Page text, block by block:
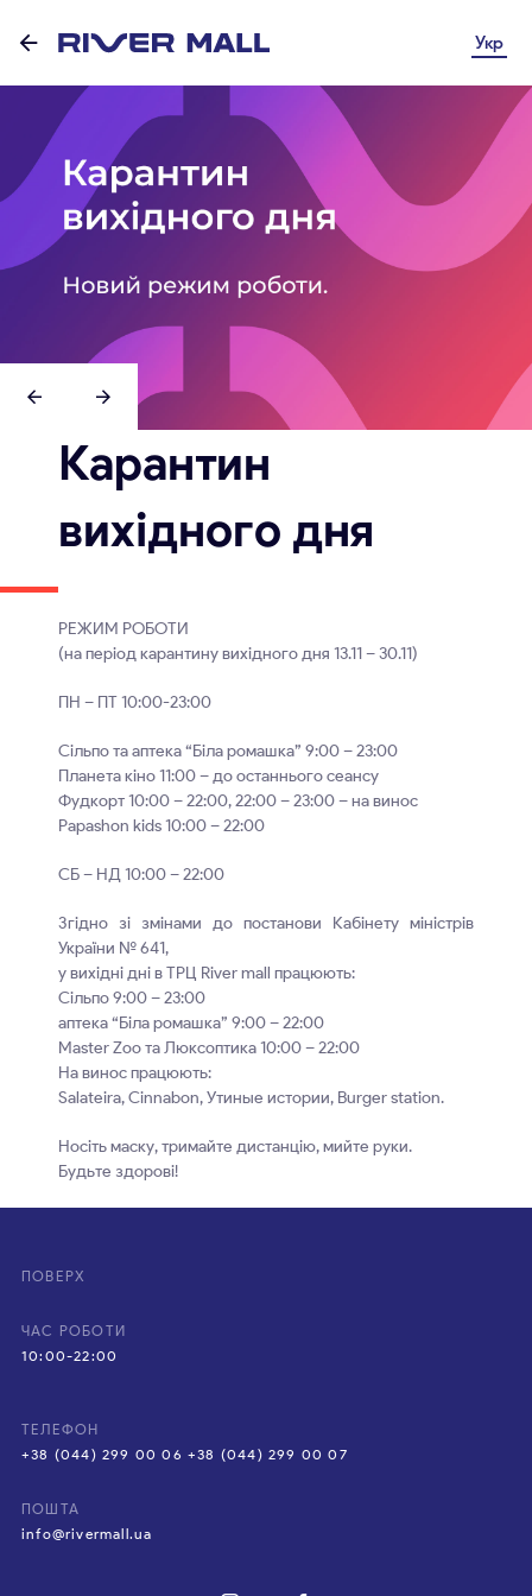
Укр
Карантин
вихідного дня
РЕЖИМ РОБОТИ
(на період карантину вихідного дня 13.11 – 30.11)
ПН – ПТ 10:00-23:00
Сільпо та аптека “Біла ромашка” 9:00 – 23:00
Планета кіно 11:00 – до останнього сеансу
Фудкорт 10:00 – 22:00, 22:00 – 23:00 – на винос
Papashon kids 10:00 – 22:00
СБ – НД 10:00 – 22:00
Згідно зі змінами до постанови Кабінету міністрів
України № 641,
у вихідні дні в ТРЦ River mall працюють:
Сільпо 9:00 – 23:00
аптека “Біла ромашка” 9:00 – 22:00
Master Zoo та Люксоптика 10:00 – 22:00
На винос працюють:
Salateira, Cinnabon, Утиные истории, Burger station.
Носіть маску, тримайте дистанцію, мийте руки.
Будьте здорові!
ПОВЕРХ
ЧАС РОБОТИ
10:00-22:00
ТЕЛЕФОН
+38 (044) 299 00 06 +38 (044) 299 00 07
ПОШТА
info@rivermall.ua